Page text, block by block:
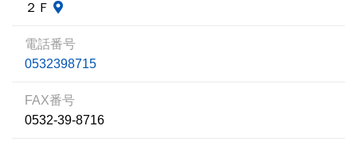
２Ｆ
電話番号
0532398715
FAX番号
0532-39-8716